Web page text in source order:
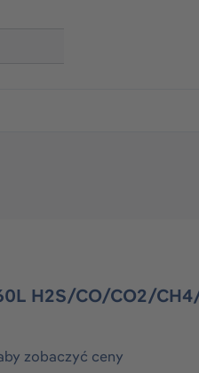
H2S/CO/CO2/
zobaczyć ceny